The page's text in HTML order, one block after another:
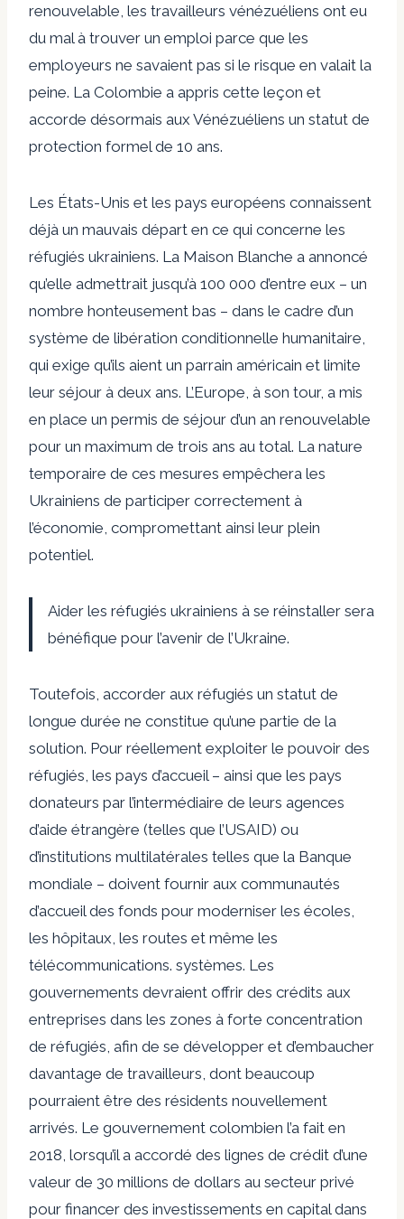
renouvelable, les travailleurs vénézuéliens ont eu
du mal à trouver un emploi parce que les
employeurs ne savaient pas si le risque en valait la
peine. La Colombie a appris cette leçon et
accorde désormais aux Vénézuéliens un statut de
protection formel de 10 ans.
Les États-Unis et les pays européens connaissent
déjà un mauvais départ en ce qui concerne les
réfugiés ukrainiens. La Maison Blanche a annoncé
qu’elle admettrait jusqu’à 100 000 d’entre eux – un
nombre honteusement bas – dans le cadre d’un
système de libération conditionnelle humanitaire,
qui exige qu’ils aient un parrain américain et limite
leur séjour à deux ans. L’Europe, à son tour, a mis
en place un permis de séjour d’un an renouvelable
pour un maximum de trois ans au total. La nature
temporaire de ces mesures empêchera les
Ukrainiens de participer correctement à
l’économie, compromettant ainsi leur plein
potentiel.
Aider les réfugiés ukrainiens à se réinstaller sera
bénéfique pour l’avenir de l’Ukraine.
Toutefois, accorder aux réfugiés un statut de
longue durée ne constitue qu’une partie de la
solution. Pour réellement exploiter le pouvoir des
réfugiés, les pays d’accueil – ainsi que les pays
donateurs par l’intermédiaire de leurs agences
d’aide étrangère (telles que l’USAID) ou
d’institutions multilatérales telles que la Banque
mondiale – doivent fournir aux communautés
d’accueil des fonds pour moderniser les écoles,
les hôpitaux, les routes et même les
télécommunications. systèmes. Les
gouvernements devraient offrir des crédits aux
entreprises dans les zones à forte concentration
de réfugiés, afin de se développer et d’embaucher
davantage de travailleurs, dont beaucoup
pourraient être des résidents nouvellement
arrivés. Le gouvernement colombien l’a fait en
2018, lorsqu’il a accordé des lignes de crédit d’une
valeur de 30 millions de dollars au secteur privé
pour financer des investissements en capital dans